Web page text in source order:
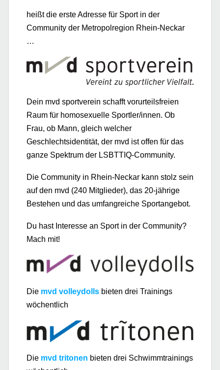
heißt die erste Adresse für Sport in der
Community der Metropolregion Rhein-Neckar
…
Dein mvd sportverein schafft vorurteilsfreien
Raum für homosexuelle Sportler/innen. Ob
Frau, ob Mann, gleich welcher
Geschlechtsidentität, der mvd ist offen für das
ganze Spektrum der LSBTTIQ-Community.
Die Community in Rhein-Neckar kann stolz sein
auf den mvd (240 Mitglieder), das 20-jährige
Bestehen und das umfangreiche Sportangebot.
Du hast Interesse an Sport in der Community?
Mach mit!
Die mvd volleydolls bieten drei Trainings
wöchentlich
Die mvd tritonen bieten drei Schwimmtrainings